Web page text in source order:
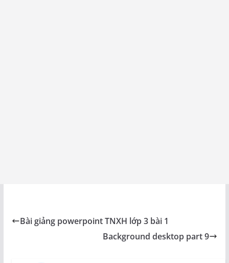
Bài giảng powerpoint TNXH lớp 3 bài 1
Background desktop part 9